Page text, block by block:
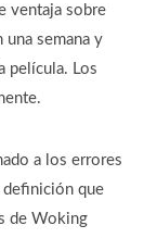
ventaja sobre
una semana y
película. Los
a los errores
definición que
de Woking